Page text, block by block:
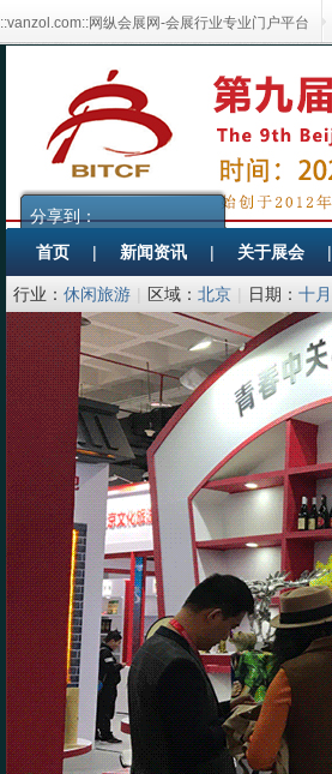
::vanzol.com::网纵会展网-会展行业专业门户平台
分享到：
首页
| 新闻资讯 | 关于展会 |
行业： 休闲旅游 | 区域： 北京 | 日期： 十月